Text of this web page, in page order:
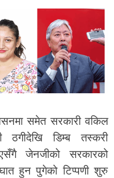
समेत सरकारी वकिल
ठगीदेखि डिम्ब तस्करी
जेनजीको सरकारको
हुन पुगेको टिप्पणी शुरु